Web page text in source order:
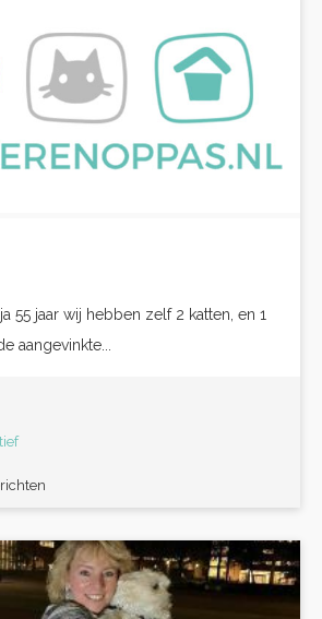
55 jaar wij hebben zelf 2 katten, en 1
aangevinkte...